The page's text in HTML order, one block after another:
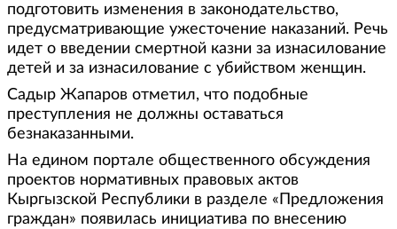
подготовить изменения в законодательство,
предусматривающие ужесточение наказаний. Речь
идет о введении смертной казни за изнасилование
детей и за изнасилование с убийством женщин.
Садыр Жапаров отметил, что подобные
преступления не должны оставаться
безнаказанными.
На едином портале общественного обсуждения
проектов нормативных правовых актов
Кыргызской Республики в разделе «Предложения
граждан» появилась инициатива по внесению